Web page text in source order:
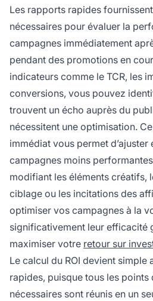
Les rapports rapides
nécessaires pour évaluer la
campagnes immédiatement
pendant des promotions en
indicateurs comme le TCR, les
conversions, vous pouvez
trouvent un écho auprès du
nécessitent une optimisation.
immédiat vous permet d’ajuster
campagnes moins
modifiant les éléments créatifs,
ciblage ou les incitations des
optimiser vos campagnes à la
significativement leur efficacité
maximiser votre retour sur
Le calcul du ROI devient simple
rapides, puisque tous les points
nécessaires sont réunis en un